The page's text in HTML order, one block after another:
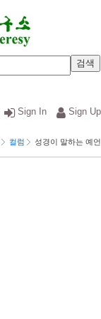
Sign In Sign Up
컬럼 성경이 말하는 예언